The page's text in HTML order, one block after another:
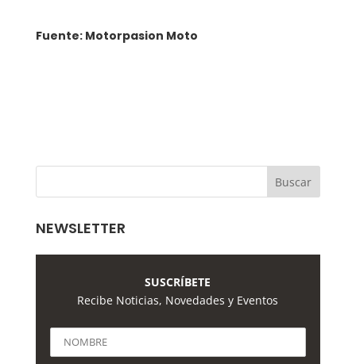
Fuente: Motorpasion Moto
NEWSLETTER
SUSCRÍBETE
Recibe Noticias, Novedades y Eventos